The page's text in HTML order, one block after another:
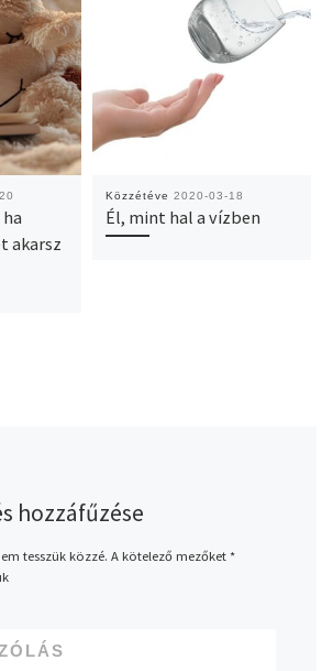
akarsz
Közzétéve 2020-03-18
Él, mint hal a vízben
hozzáfűzése
tesszük közzé. A kötelező mezőket *